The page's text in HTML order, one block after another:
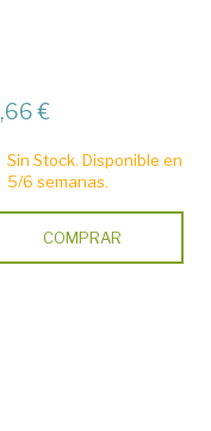
€
Sin Stock. Disponible en
5/6 semanas.
COMPRAR